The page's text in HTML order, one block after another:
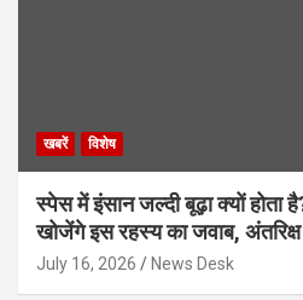
खबरें विशेष
स्पेस में इंसान जल्दी बूढ़ा क्यों
खोजेंगे इस रहस्य का जवाब,
July 16, 2026 News Desk